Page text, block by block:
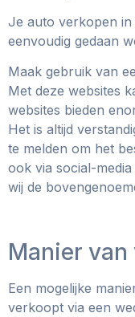
Je auto verkopen
eenvoudig gedaan
Maak gebruik van
Met deze websites
websites bieden
Het is altijd
te melden om het
ook via social-
wij de
Manier van
Een mogelijke
verkoopt via een